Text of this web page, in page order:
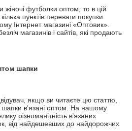
футболки оптом, то в цій
пунктів переваги покупки
Інтернет магазині «Оптовик».
магазинів і сайтів, які продають
шапки
якщо ви читаєте цю статтю,
шапки в'язані оптом. На нашому
різноманітність в'язаних
від найдешевших до найдорожчих